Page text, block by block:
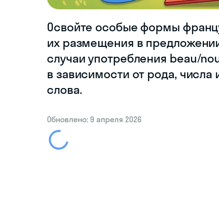
Освойте особые формы
их размещения в
случаи употребления beau/
в зависимости от рода,
слова.
Обновлено: 9 апреля 2026